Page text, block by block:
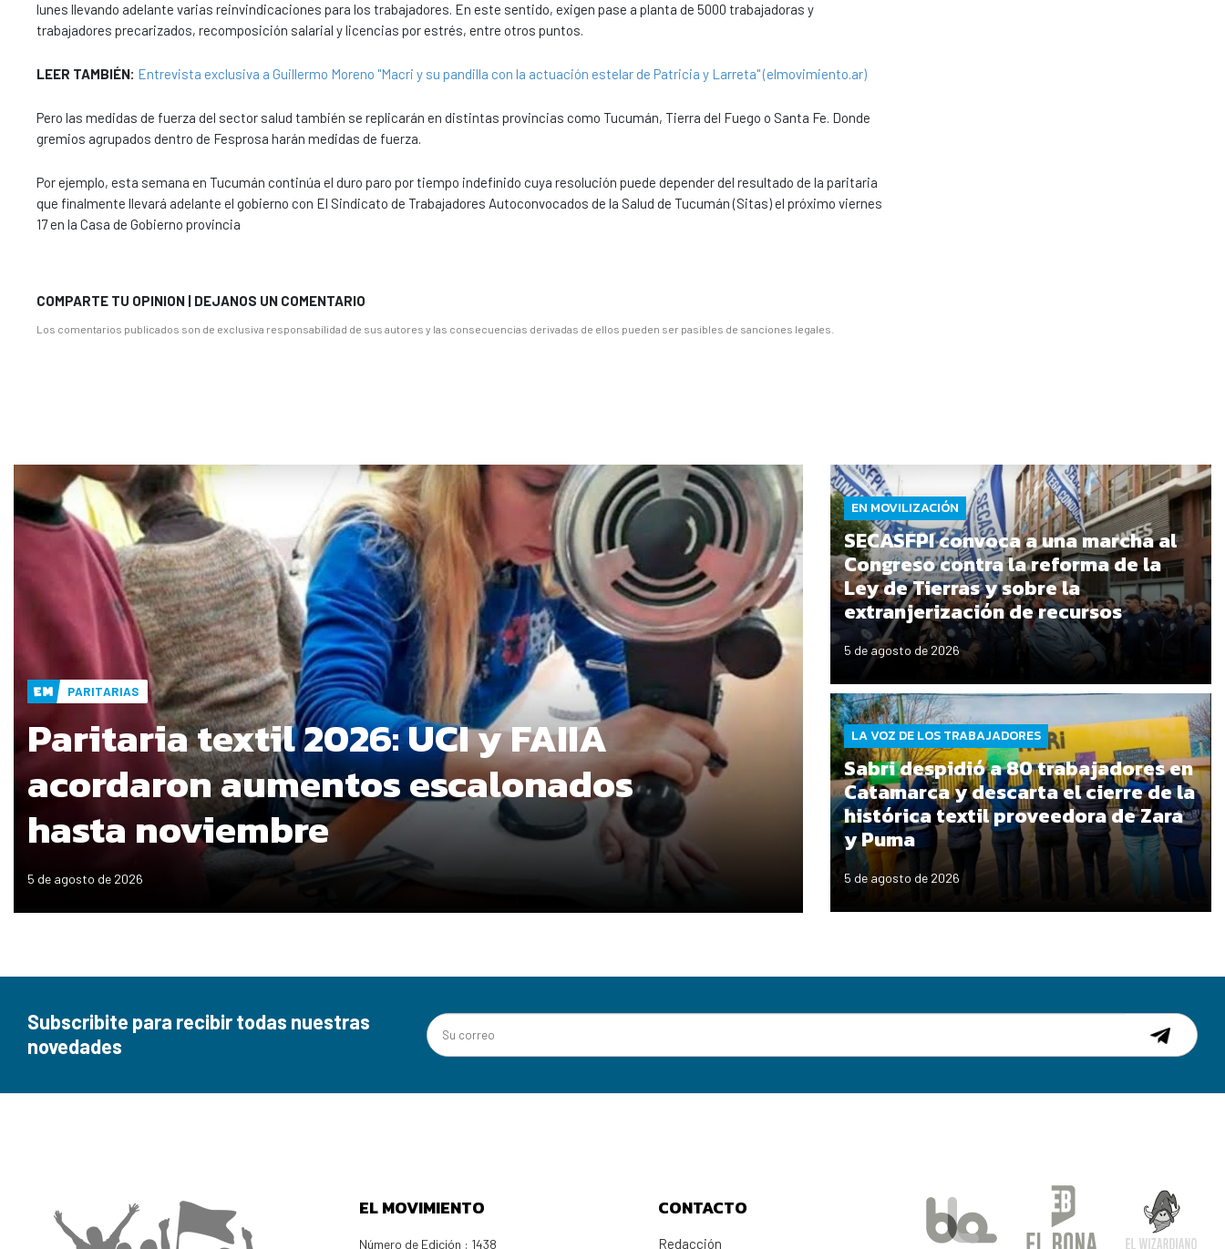
lunes llevando adelante varias reinvindicaciones para los trabajadores. En este sentido, exigen pase a planta de 5000 trabajadoras y
trabajadores precarizados, recomposición salarial y licencias por estrés, entre otros puntos.
LEER TAMBIÉN: Entrevista exclusiva a Guillermo Moreno "Macri y su pandilla con la actuación estelar de Patricia y Larreta" (elmovimiento.ar)
Pero las medidas de fuerza del sector salud también se replicarán en distintas provincias como Tucumán, Tierra del Fuego o Santa Fe. Donde
gremios agrupados dentro de Fesprosa harán medidas de fuerza.
Por ejemplo, esta semana en Tucumán continúa el duro paro por tiempo indefinido cuya resolución puede depender del resultado de la paritaria
que finalmente llevará adelante el gobierno con El Sindicato de Trabajadores Autoconvocados de la Salud de Tucumán (Sitas) el próximo viernes
17 en la Casa de Gobierno provincia
COMPARTE TU OPINION | DEJANOS UN COMENTARIO
Los comentarios publicados son de exclusiva responsabilidad de sus autores y las consecuencias derivadas de ellos pueden ser pasibles de sanciones legales.
PARITARIAS
Paritaria textil 2026: UCI y FAIIA
acordaron aumentos escalonados
hasta noviembre
5 de agosto de 2026
EN MOVILIZACIÓN
SECASFPI convoca a una marcha al
Congreso contra la reforma de la
Ley de Tierras y sobre la
extranjerización de recursos
5 de agosto de 2026
LA VOZ DE LOS TRABAJADORES
Sabri despidió a 80 trabajadores en
Catamarca y descarta el cierre de la
histórica textil proveedora de Zara
y Puma
5 de agosto de 2026
Subscribite para recibir todas nuestras
novedades
EL MOVIMIENTO
Número de Edición : 1438
CONTACTO
Redacción